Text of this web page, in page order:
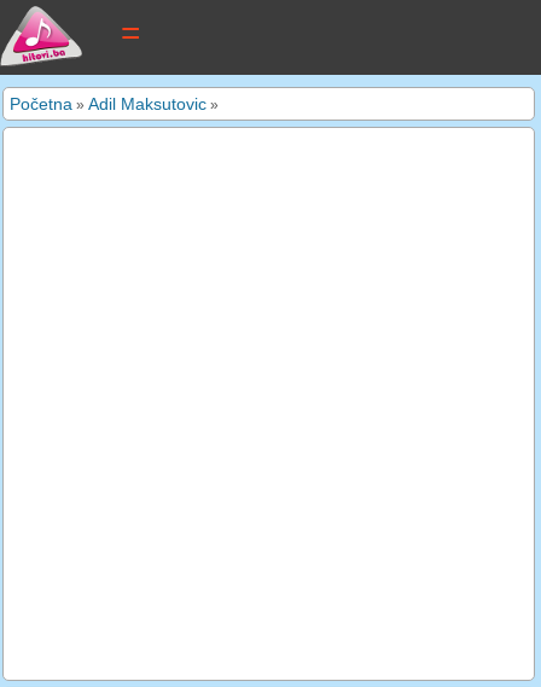
tekstovi pjesama
Početna » Adil Maksutovic »